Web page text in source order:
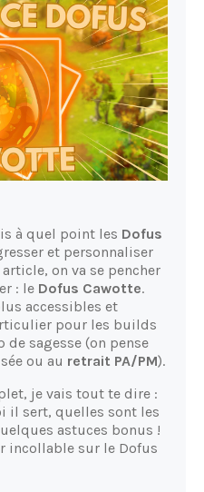
à quel point les Dofus
et personnaliser
on va se pencher
: le Dofus Cawotte.
accessibles et
pour les builds
sagesse (on pense
ou au retrait PA/PM).
je vais tout te dire :
il sert, quelles sont les
astuces bonus !
incollable sur le Dofus